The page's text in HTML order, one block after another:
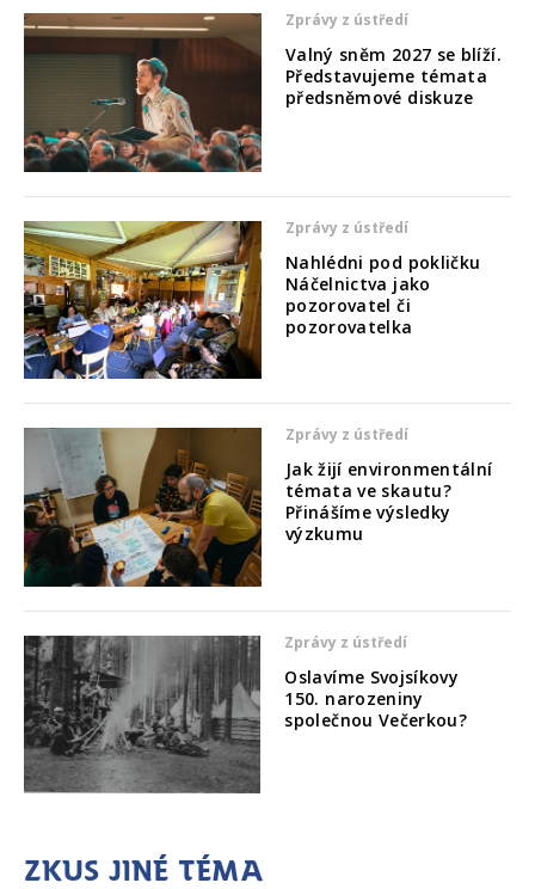
Zprávy z ústředí
Valný sněm 2027 se blíží.
Představujeme témata
předsněmové diskuze
Zprávy z ústředí
Nahlédni pod pokličku
Náčelnictva jako
pozorovatel či
pozorovatelka
Zprávy z ústředí
Jak žijí environmentální
témata ve skautu?
Přinášíme výsledky
výzkumu
Zprávy z ústředí
Oslavíme Svojsíkovy
150. narozeniny
společnou Večerkou?
Zkus jiné téma